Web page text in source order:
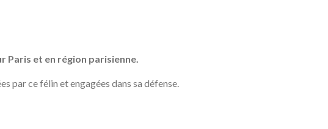
Paris et en région parisienne.
par ce félin et engagées dans sa défense.